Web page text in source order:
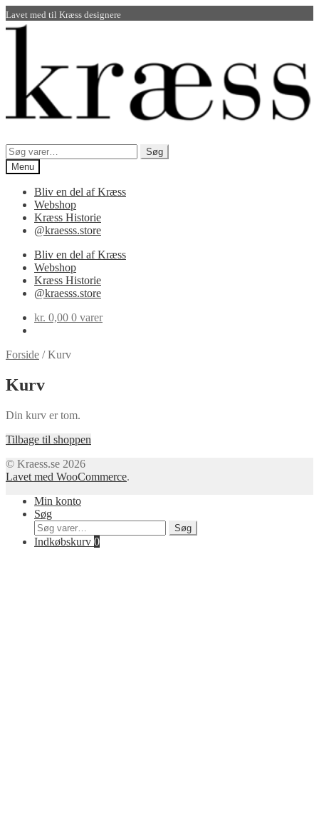
Lavet med til Kræss designere
Spring
Spring
Søg
efter:
Søg
Menu
Bliv en del af Kræss
Webshop
Kræss Historie
@kraesss.store
Bliv en del af Kræss
Webshop
Kræss Historie
@kraesss.store
kr. 0,00 0 varer
Forside /Kurv
Kurv
Din kurv er tom.
Tilbage til shoppen
© Kraess.se 2026
Lavet med WooCommerce.
Min konto
Søg
Søg
efter:
Søg
Indkøbskurv 0